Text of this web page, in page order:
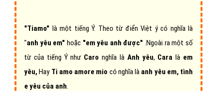
"Tiamo" là một tiếng Ý. Theo từ điển Việt ý có nghĩa là
"anh yêu em" hoặc "em yêu anh được" .Ngoài ra một số
từ của tiếng Ý như Caronghĩa làAnh yêu, Cara là em
yêu,Hay Ti amo amore mio có nghĩa là anh yêu em, tình
e yêu của anh.